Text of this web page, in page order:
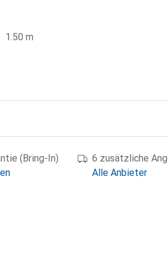
1.50 m
(Bring-In)
6 zusätzliche
Alle Anbieter